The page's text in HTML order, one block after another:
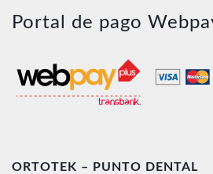
Portal de pago
ORTOTEK – PUNTO DENTAL